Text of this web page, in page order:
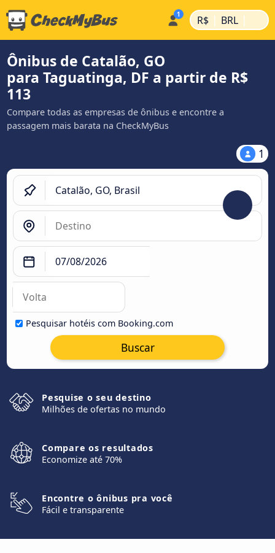
R$ | BRL |
Ônibus de Catalão, GO
para Taguatinga, DF a partir de R$
113
Compare todas as empresas de ônibus e encontre a
passagem mais barata na CheckMyBus
1
Pesquisar hotéis com Booking.com
Buscar
Pesquise o seu destino
Milhões de ofertas no mundo
Compare os resultados
Economize até 70%
Encontre o ônibus pra você
Fácil e transparente